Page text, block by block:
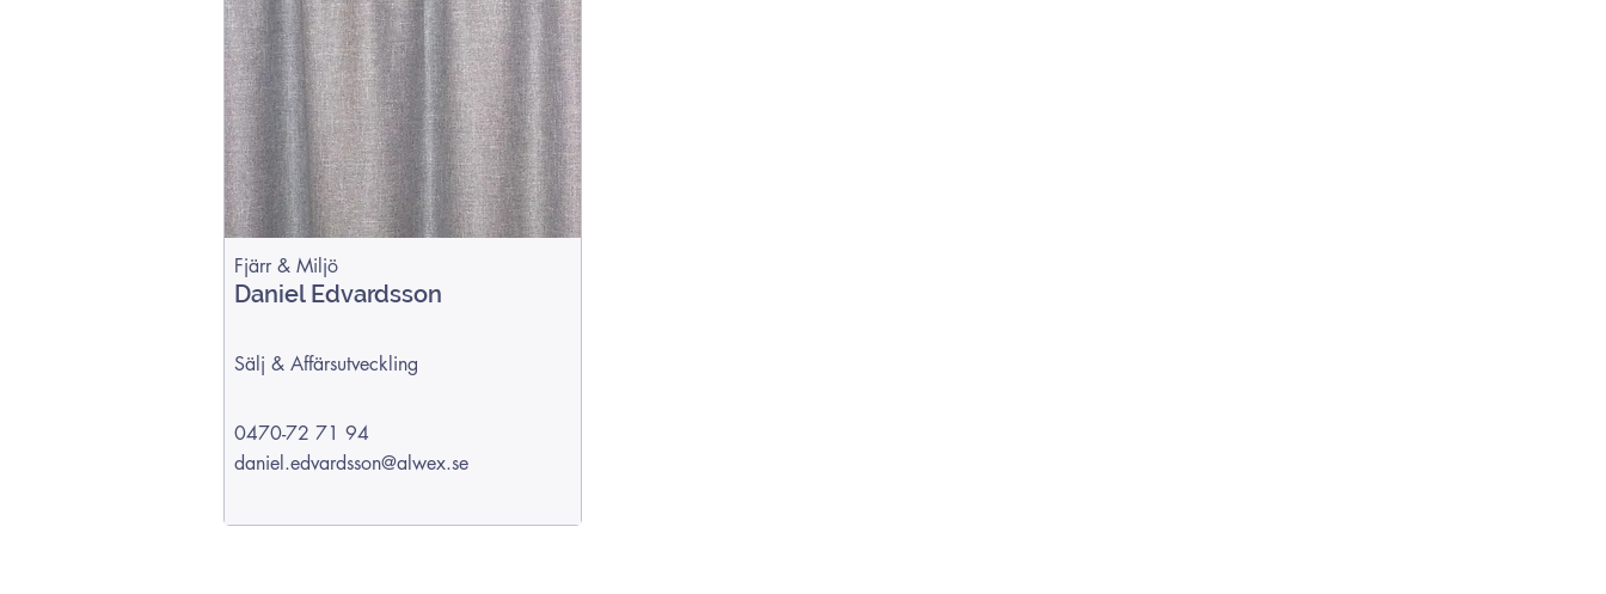
Fjärr & Miljö
Daniel Edvardsson
Sälj & Affärsutveckling
0470-72 71 94
daniel.edvardsson@alwex.se